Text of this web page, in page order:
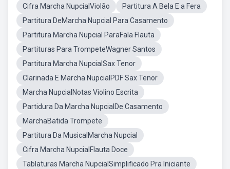
Cifra Marcha NupcialViolão
Partitura A Bela E a Fera
Partitura DeMarcha Nupcial Para Casamento
Partitura Marcha Nupcial ParaFala Flauta
Partituras Para TrompeteWagner Santos
Partitura Marcha NupcialSax Tenor
Clarinada E Marcha NupcialPDF Sax Tenor
Marcha NupcialNotas Violino Escrita
Partidura Da Marcha NupcialDe Casamento
MarchaBatida Trompete
Partitura Da MusicalMarcha Nupcial
Cifra Marcha NupcialFlauta Doce
Tablaturas Marcha NupcialSimplificado Pra Iniciante